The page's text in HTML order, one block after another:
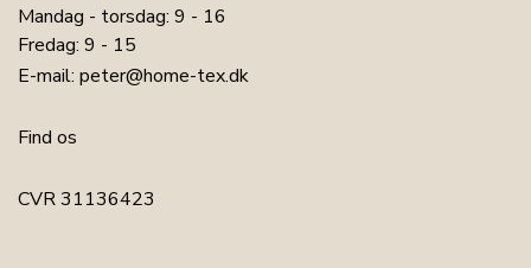
Mandag - torsdag: 9 - 16
Fredag: 9 - 15
E-mail: peter@home-tex.dk
Find os
CVR 31136423